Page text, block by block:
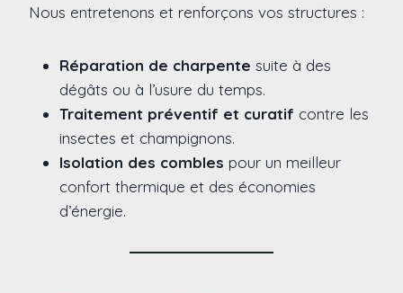
Nous entretenons et renforçons vos structures :
Réparation de charpente suite à des
dégâts ou à l’usure du temps.
Traitement préventif et curatif contre les
insectes et champignons.
Isolation des combles pour un meilleur
confort thermique et des économies
d’énergie.